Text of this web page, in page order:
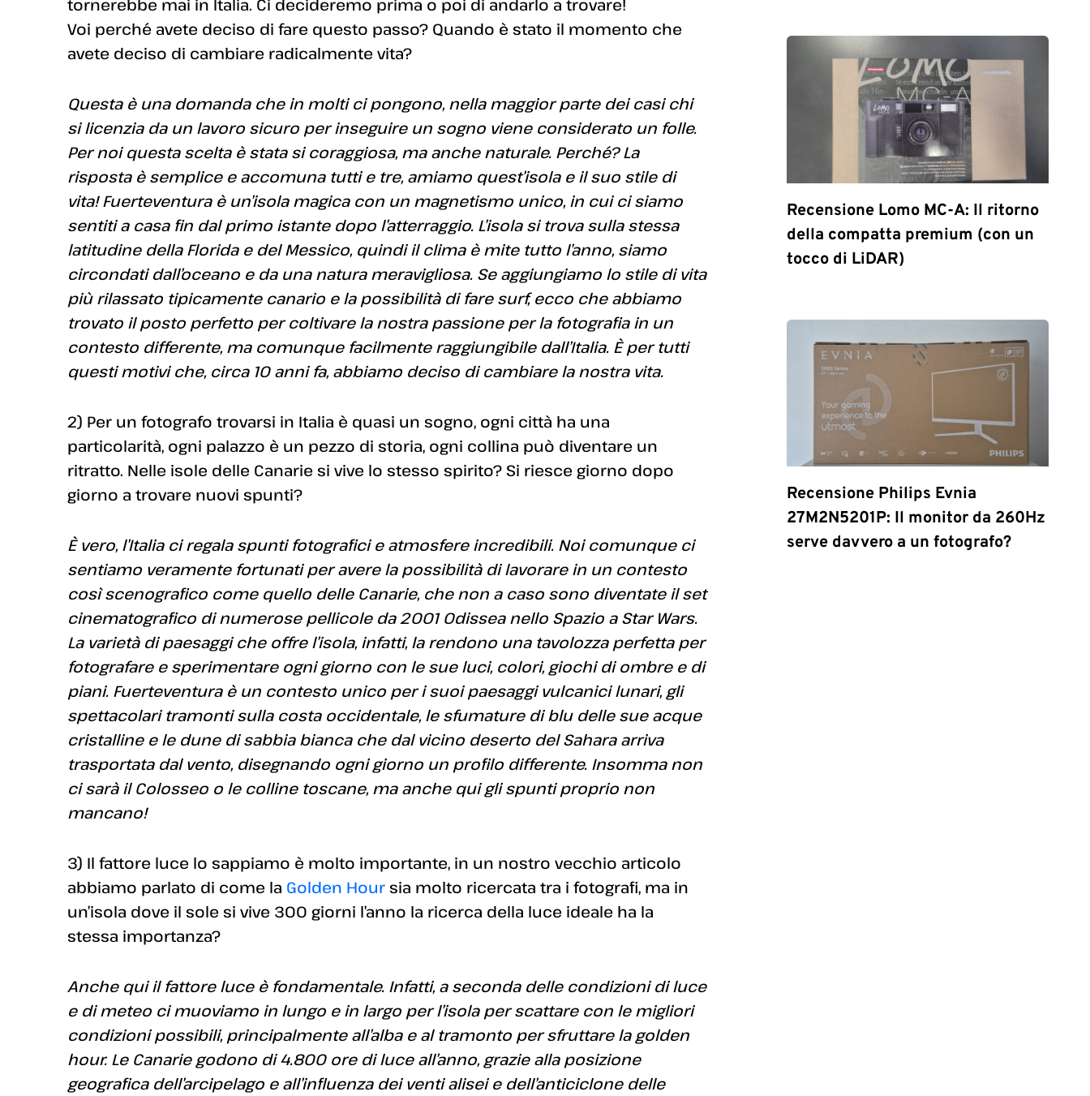
tornerebbe mai in Italia. Ci decideremo prima o poi di andarlo a trovare!
Voi perché avete deciso di fare questo passo? Quando è stato il momento che
avete deciso di cambiare radicalmente vita?
Questa è una domanda che in molti ci pongono, nella maggior parte dei casi chi
si licenzia da un lavoro sicuro per inseguire un sogno viene considerato un folle.
Per noi questa scelta è stata si coraggiosa, ma anche naturale. Perché? La
risposta è semplice e accomuna tutti e tre, amiamo quest’isola e il suo stile di
vita! Fuerteventura è un’isola magica con un magnetismo unico, in cui ci siamo
sentiti a casa fin dal primo istante dopo l’atterraggio. L’isola si trova sulla stessa
latitudine della Florida e del Messico, quindi il clima è mite tutto l’anno, siamo
circondati dall’oceano e da una natura meravigliosa. Se aggiungiamo lo stile di vita
più rilassato tipicamente canario e la possibilità di fare surf, ecco che abbiamo
trovato il posto perfetto per coltivare la nostra passione per la fotografia in un
contesto differente, ma comunque facilmente raggiungibile dall’Italia. È per tutti
questi motivi che, circa 10 anni fa, abbiamo deciso di cambiare la nostra vita.
2) Per un fotografo trovarsi in Italia è quasi un sogno, ogni città ha una
particolarità, ogni palazzo è un pezzo di storia, ogni collina può diventare un
ritratto. Nelle isole delle Canarie si vive lo stesso spirito? Si riesce giorno dopo
giorno a trovare nuovi spunti?
È vero, l’Italia ci regala spunti fotografici e atmosfere incredibili. Noi comunque ci
sentiamo veramente fortunati per avere la possibilità di lavorare in un contesto
così scenografico come quello delle Canarie, che non a caso sono diventate il set
cinematografico di numerose pellicole da 2001 Odissea nello Spazio a Star Wars.
La varietà di paesaggi che offre l’isola, infatti, la rendono una tavolozza perfetta per
fotografare e sperimentare ogni giorno con le sue luci, colori, giochi di ombre e di
piani. Fuerteventura è un contesto unico per i suoi paesaggi vulcanici lunari, gli
spettacolari tramonti sulla costa occidentale, le sfumature di blu delle sue acque
cristalline e le dune di sabbia bianca che dal vicino deserto del Sahara arriva
trasportata dal vento, disegnando ogni giorno un profilo differente. Insomma non
ci sarà il Colosseo o le colline toscane, ma anche qui gli spunti proprio non
mancano!
3) Il fattore luce lo sappiamo è molto importante, in un nostro vecchio articolo
abbiamo parlato di come la Golden Hour sia molto ricercata tra i fotografi, ma in
un’isola dove il sole si vive 300 giorni l’anno la ricerca della luce ideale ha la
stessa importanza?
Anche qui il fattore luce è fondamentale. Infatti, a seconda delle condizioni di luce
e di meteo ci muoviamo in lungo e in largo per l’isola per scattare con le migliori
condizioni possibili, principalmente all’alba e al tramonto per sfruttare la golden
hour. Le Canarie godono di 4.800 ore di luce all’anno, grazie alla posizione
geografica dell’arcipelago e all’influenza dei venti alisei e dell’anticiclone delle
Recensione Lomo MC-A: Il ritorno
della compatta premium (con un
tocco di LiDAR)
Recensione Philips Evnia
27M2N5201P: Il monitor da 260Hz
serve davvero a un fotografo?